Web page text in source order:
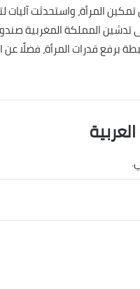
المرأة، واستحدثت آليات
تدشين المملكة المغربية
قدرات المرأة، فضلًا عن